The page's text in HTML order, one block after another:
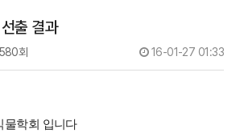
출 결과
회 16-01-27 01:33
물학회 입니다